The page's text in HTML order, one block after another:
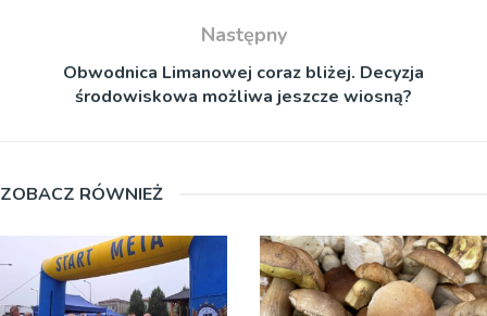
Następny
Obwodnica Limanowej coraz bliżej. Decyzja
środowiskowa możliwa jeszcze wiosną?
ZOBACZ RÓWNIEŻ